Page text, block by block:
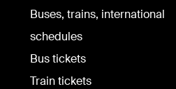
Buses, trains, international
schedules
Bus tickets
Train tickets